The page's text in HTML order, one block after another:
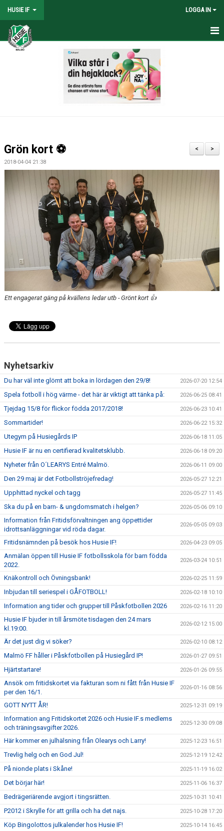
HUSIE IF LOGGA IN
HEM
DOKUMENT
SHOPEN
MEDLEMSRABATTER
MEDLEMSAVGIFTER
NYHETER
>
<
Grön kort ⚽
2018-04-04 21:38
Ett engagerat gäng på kvällens ledar utb - Grönt kort 👍
Nyhetsarkiv
Du har väl inte glömt att boka in lördagen den 29/8! 2026-07-20 12:54
Spela fotboll i hög värme - det här är viktigt att tänka på: 2026-06-25 08:41
Tjejdag 15/8 för flickor födda 2017/2018! 2026-06-23 10:41
Sommartider! 2026-06-22 15:32
Utegym på Husiegårds IP 2026-06-18 11:05
Husie IF är nu en certifierad kvalitetsklubb. 2026-06-18 09:20
Nyheter från O´LEARYS Entré Malmö. 2026-06-11 09:00
Den 29 maj är det Fotbollströjefredag! 2026-05-27 12:21
Upphittad nyckel och tagg 2026-05-27 11:45
Ska du på en barn- & ungdomsmatch i helgen? 2026-05-06 09:10
Information från Fritidsförvaltningen ang öppettider
idrottsanläggningar vid röda dagar.
2026-05-05 09:03
Fritidsnämnden på besök hos Husie IF! 2026-04-23 09:05
Anmälan öppen till Husie IF fotbollsskola för barn födda
2022.
2026-03-24 10:51
Knäkontroll och Övningsbank! 2026-02-25 11:59
Inbjudan till seriespel i GÅFOTBOLL! 2026-02-18 10:10
Information ang tider och grupper till Påskfotbollen 2026 2026-02-16 11:20
Husie IF bjuder in till årsmöte tisdagen den 24 mars
kl.19:00.
2026-02-12 15:00
Är det just dig vi söker? 2026-02-10 08:12
Malmö FF håller i Påskfotbollen på Husiegård IP! 2026-01-27 09:51
Hjärtstartare! 2026-01-26 09:55
Ansök om fritidskortet via fakturan som ni fått från Husie IF
per den 16/1.
2026-01-16 08:56
GOTT NYTT ÅR! 2025-12-31 09:19
Information ang Fritidskortet 2026 och Husie IF.s medlems
och träningsavgifter 2026.
2025-12-30 09:08
Här kommer en julhälsning från Olearys och Larry! 2025-12-23 16:51
Trevlig helg och en God Jul! 2025-12-19 12:42
På nionde plats i Skåne! 2025-11-19 16:02
Det börjar här! 2025-11-06 16:37
Bedrägeriärende avgjort i tingsrätten. 2025-10-31 10:41
P2012 i Skrylle för att grilla och ha det najs. 2025-10-28 17:20
Köp Bingolottos julkalender hos Husie IF! 2025-10-14 16:45